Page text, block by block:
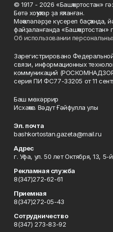
© 1917 - 2026 «Башҡортостан»
Бөтә хоҡуҡтар ҙа яҡланған.
Мәҡәләләрҙе күсереп баҫҡанда,
файҙаланғанда «Башҡортостан»
Об использовании
Зарегистрировано
связи, информационных
коммуникаций
серия ПИ ФС77-33205 от 11
Баш мөхәррир
Исхаҡов Вәдүт Ғәйфулла улы
Эл. почта
bashkortostan.gazeta@mail.ru
Адрес
г. Уфа, ул. 50 лет Октября, 13, 5-
Рекламная служба
8(347)272-62-61
Приемная
8(347)272-05-43
Сотрудничество
8(347) 273-83-92